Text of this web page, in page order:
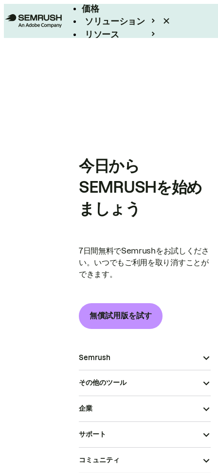
価格
ソリューション
リソース
今日から
SEMRUSHを始め
ましょう
7日間無料でSemrushをお試しくださ
い。いつでもご利用を取り消すことが
できます。
無償試用版を試す
Semrush
その他のツール
企業
サポート
コミュニティ